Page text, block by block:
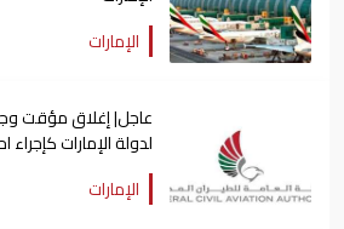
الإمارات
عاجل| إغلاق مؤقت
لدولة الإمارات كإجراء
الإمارات